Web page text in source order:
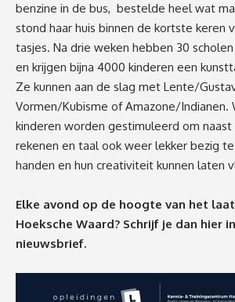
benzine in de bus, bestelde heel wat
stond haar huis binnen de kortste keren
tasjes. Na drie weken hebben 30
en krijgen bijna 4000 kinderen een
Ze kunnen aan de slag met Lente/
Vormen/Kubisme of Amazone/Indianen.
kinderen worden gestimuleerd om
rekenen en taal ook weer lekker bezig
handen en hun creativiteit kunnen laten
Elke avond op de hoogte van het
Hoeksche Waard? Schrijf je dan hier
nieuwsbrief.